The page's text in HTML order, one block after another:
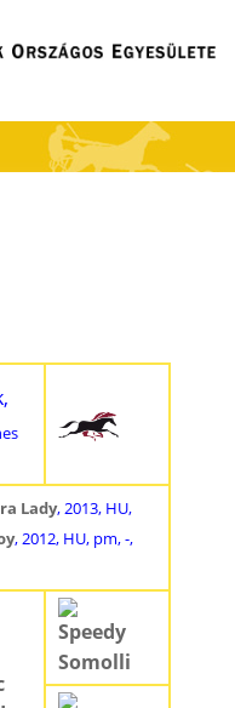
Lady, 2013, HU,
, 2012, HU, pm, -,
Speedy
Somolli